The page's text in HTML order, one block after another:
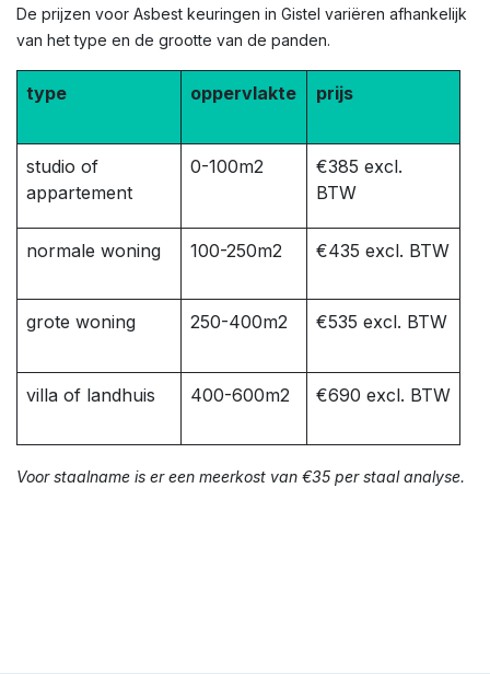
De prijzen voor Asbest keuringen in Gistel variëren afhankelijk
van het type en de grootte van de panden.
type oppervlakte prijs
studio of
appartement
0-100m2
€385 excl.
BTW
normale woning 100-250m2 €435 excl. BTW
grote woning 250-400m2 €535 excl. BTW
villa of landhuis 400-600m2 €690 excl. BTW
Voor staalname is er een meerkost van €35 per staal analyse.